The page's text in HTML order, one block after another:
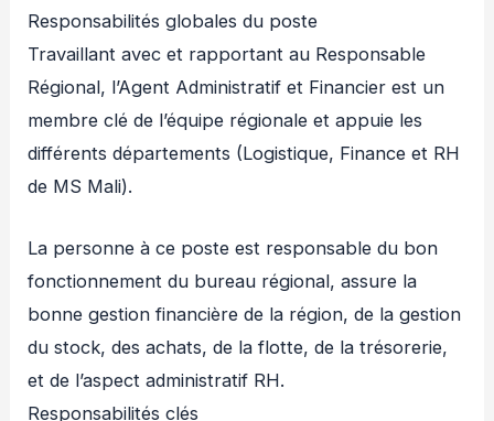
Responsabilités globales du poste
Travaillant avec et rapportant au Responsable
Régional, l’Agent Administratif et Financier est un
membre clé de l’équipe régionale et appuie les
différents départements (Logistique, Finance et RH
de MS Mali).
La personne à ce poste est responsable du bon
fonctionnement du bureau régional, assure la
bonne gestion financière de la région, de la gestion
du stock, des achats, de la flotte, de la trésorerie,
et de l’aspect administratif RH.
Responsabilités clés